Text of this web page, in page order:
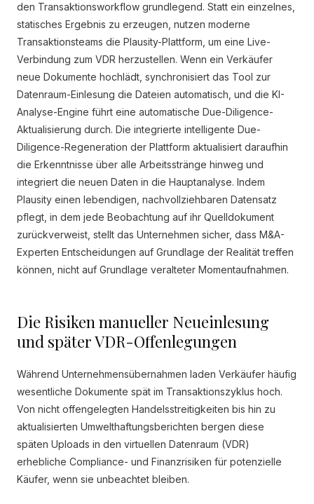
den Transaktionsworkflow grundlegend. Statt ein einzelnes,
statisches Ergebnis zu erzeugen, nutzen moderne
Transaktionsteams die Plausity-Plattform, um eine Live-
Verbindung zum VDR herzustellen. Wenn ein Verkäufer
neue Dokumente hochlädt, synchronisiert das Tool zur
Datenraum-Einlesung die Dateien automatisch, und die KI-
Analyse-Engine führt eine automatische Due-Diligence-
Aktualisierung durch. Die integrierte intelligente Due-
Diligence-Regeneration der Plattform aktualisiert daraufhin
die Erkenntnisse über alle Arbeitsstränge hinweg und
integriert die neuen Daten in die Hauptanalyse. Indem
Plausity einen lebendigen, nachvollziehbaren Datensatz
pflegt, in dem jede Beobachtung auf ihr Quelldokument
zurückverweist, stellt das Unternehmen sicher, dass M&A-
Experten Entscheidungen auf Grundlage der Realität treffen
können, nicht auf Grundlage veralteter Momentaufnahmen.
Die Risiken manueller Neueinlesung
und später VDR-Offenlegungen
Während Unternehmensübernahmen laden Verkäufer häufig
wesentliche Dokumente spät im Transaktionszyklus hoch.
Von nicht offengelegten Handelsstreitigkeiten bis hin zu
aktualisierten Umwelthaftungsberichten bergen diese
späten Uploads in den virtuellen Datenraum (VDR)
erhebliche Compliance- und Finanzrisiken für potenzielle
Käufer, wenn sie unbeachtet bleiben.